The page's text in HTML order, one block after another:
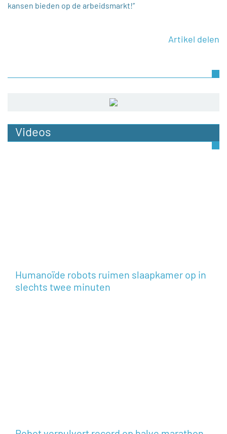
kansen bieden op de arbeidsmarkt!”
Artikel delen
Videos
Humanoïde robots ruimen slaapkamer op in
slechts twee minuten